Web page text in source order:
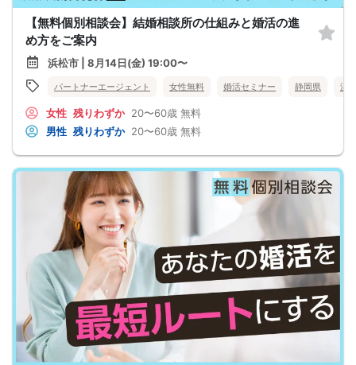
【無料個別相談会】結婚相談所の仕組みと婚活の進
め方をご案内
浜松市 | 8月14日(金) 19:00〜
パートナーエージェント 女性無料 婚活セミナー 静岡県 浜
女性 残りわずか 20〜60歳 無料
男性 残りわずか 20〜60歳 無料